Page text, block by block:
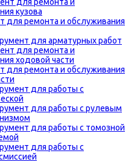
для ремонта и обслуживания
для арматурных работ
для ремонта и обслуживания
для работы с
для работы с рулевым
для работы с томозной
для работы с